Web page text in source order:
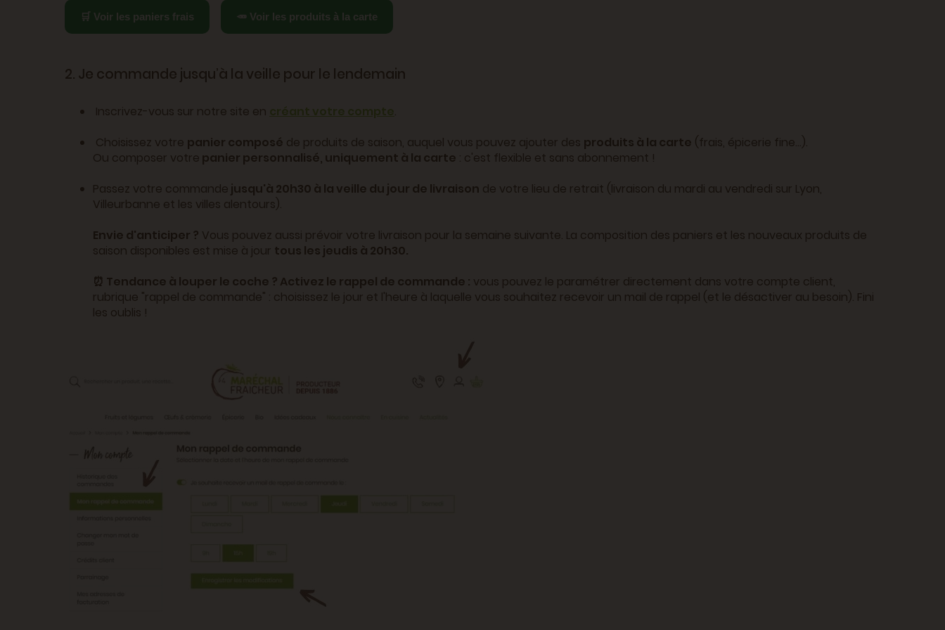
🛒 Voir les paniers frais 🥕 Voir les produits à la carte
2. Je commande jusqu’à la veille pour le lendemain
Inscrivez-vous sur notre site en créant votre compte.
Choisissez votre panier composé de produits de saison, auquel vous pouvez ajouter des produits à la carte (frais, épicerie fine...).
Ou composer votre panier personnalisé, uniquement à la carte : c'est flexible et sans abonnement !
Passez votre commande jusqu'à 20h30 à la veille du jour de livraison de votre lieu de retrait (livraison du mardi au vendredi sur Lyon,
Villeurbanne et les villes alentours).
Envie d'anticiper ? Vous pouvez aussi prévoir votre livraison pour la semaine suivante. La composition des paniers et les nouveaux produits de
saison disponibles est mise à jour tous les jeudis à 20h30.
⏰ Tendance à louper le coche ? Activez le rappel de commande : vous pouvez le paramétrer directement dans votre compte client,
rubrique "rappel de commande" : choisissez le jour et l'heure à laquelle vous souhaitez recevoir un mail de rappel (et le désactiver au besoin). Fini
les oublis !